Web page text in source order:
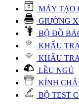
MÁY TẠO
GIƯỜNG
BỘ ĐỒ
KHẨU
KHẨU
LỀU NGỦ
KÍNH
BỘ TEST